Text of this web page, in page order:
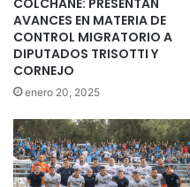
AVANCES EN MATERIA DE
CONTROL MIGRATORIO A
DIPUTADOS TRISOTTI Y
CORNEJO
enero 20, 2025